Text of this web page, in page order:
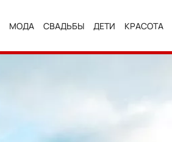
МОДА СВАДЬБЫ ДЕТИ КРАСОТА